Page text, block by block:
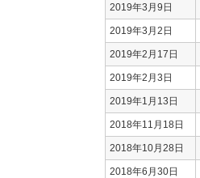
2019年3月9日
2019年3月2日
2019年2月17日
2019年2月3日
2019年1月13日
2018年11月18日
2018年10月28日
2018年6月30日